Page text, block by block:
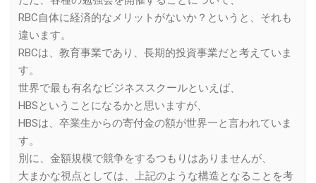
RBC自体に経済的なメリットがないか？というと、それも
違います。
RBCは、教育事業であり、長期的投資事業だと考えていま
す。
世界で最も有名なビジネススクールといえば、
HBSということになるかと思いますが、
HBSは、卒業生からの寄付金の額が世界一と言われていま
す。
別に、金額規模で競争をするつもりはありませんが、
大まかな視点としては、上記のような構造となることを考